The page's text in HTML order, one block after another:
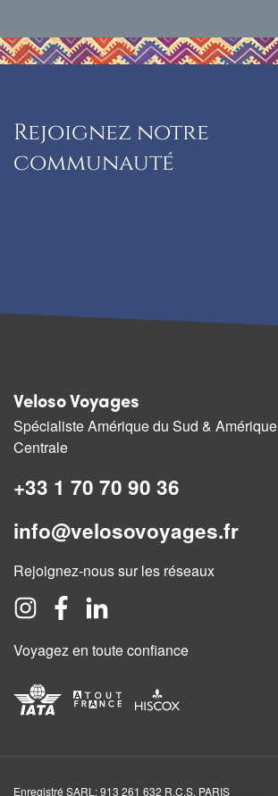
Rejoignez notre
communauté
Veloso Voyages
Spécialiste Amérique du Sud & Amérique
Centrale
+33 1 70 70 90 36
info@velosovoyages.fr
Rejoignez-nous sur les réseaux
Voyagez en toute confiance
Enregistré SARL: 913 261 632 R.C.S. PARIS